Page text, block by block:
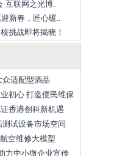
互联网之光博..
新春，匠心暖..
挑战即将揭晓！
适配型酒品
初心 打造便民维保
香港创科新机遇
试设备市场空间
空维修大模型
力中小微企业宣传